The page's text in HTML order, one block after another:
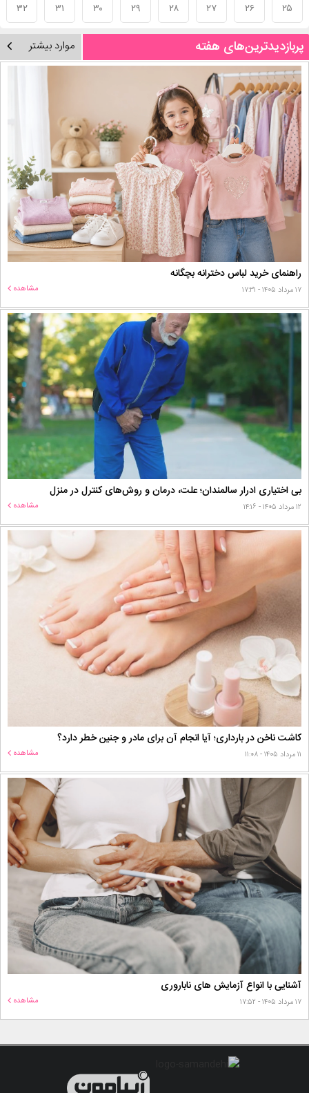
۲۵ ۲۶ ۲۷ ۲۸ ۲۹ ۳۰ ۳۱ ۳۲
پربازدیدترین‌های هفته موارد بیشتر
راهنمای خرید لباس دخترانه بچگانه
۱۷ مرداد ۱۴۰۵ - ۱۷:۳۱ مشاهده
بی اختیاری ادرار سالمندان؛ علت، درمان و روش‌های کنترل در منزل
۱۲ مرداد ۱۴۰۵ - ۱۴:۱۶ مشاهده
کاشت ناخن در بارداری؛ آیا انجام آن برای مادر و جنین خطر دارد؟
۱۱ مرداد ۱۴۰۵ - ۱۱:۰۸ مشاهده
آشنایی با انواع آزمایش های ناباروری
۱۷ مرداد ۱۴۰۵ - ۱۷:۵۲ مشاهده